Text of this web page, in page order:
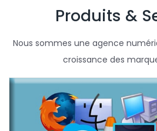
Produits &
Nous sommes une agence
croissance des